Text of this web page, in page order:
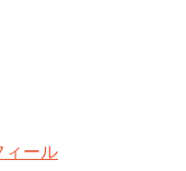
ィール